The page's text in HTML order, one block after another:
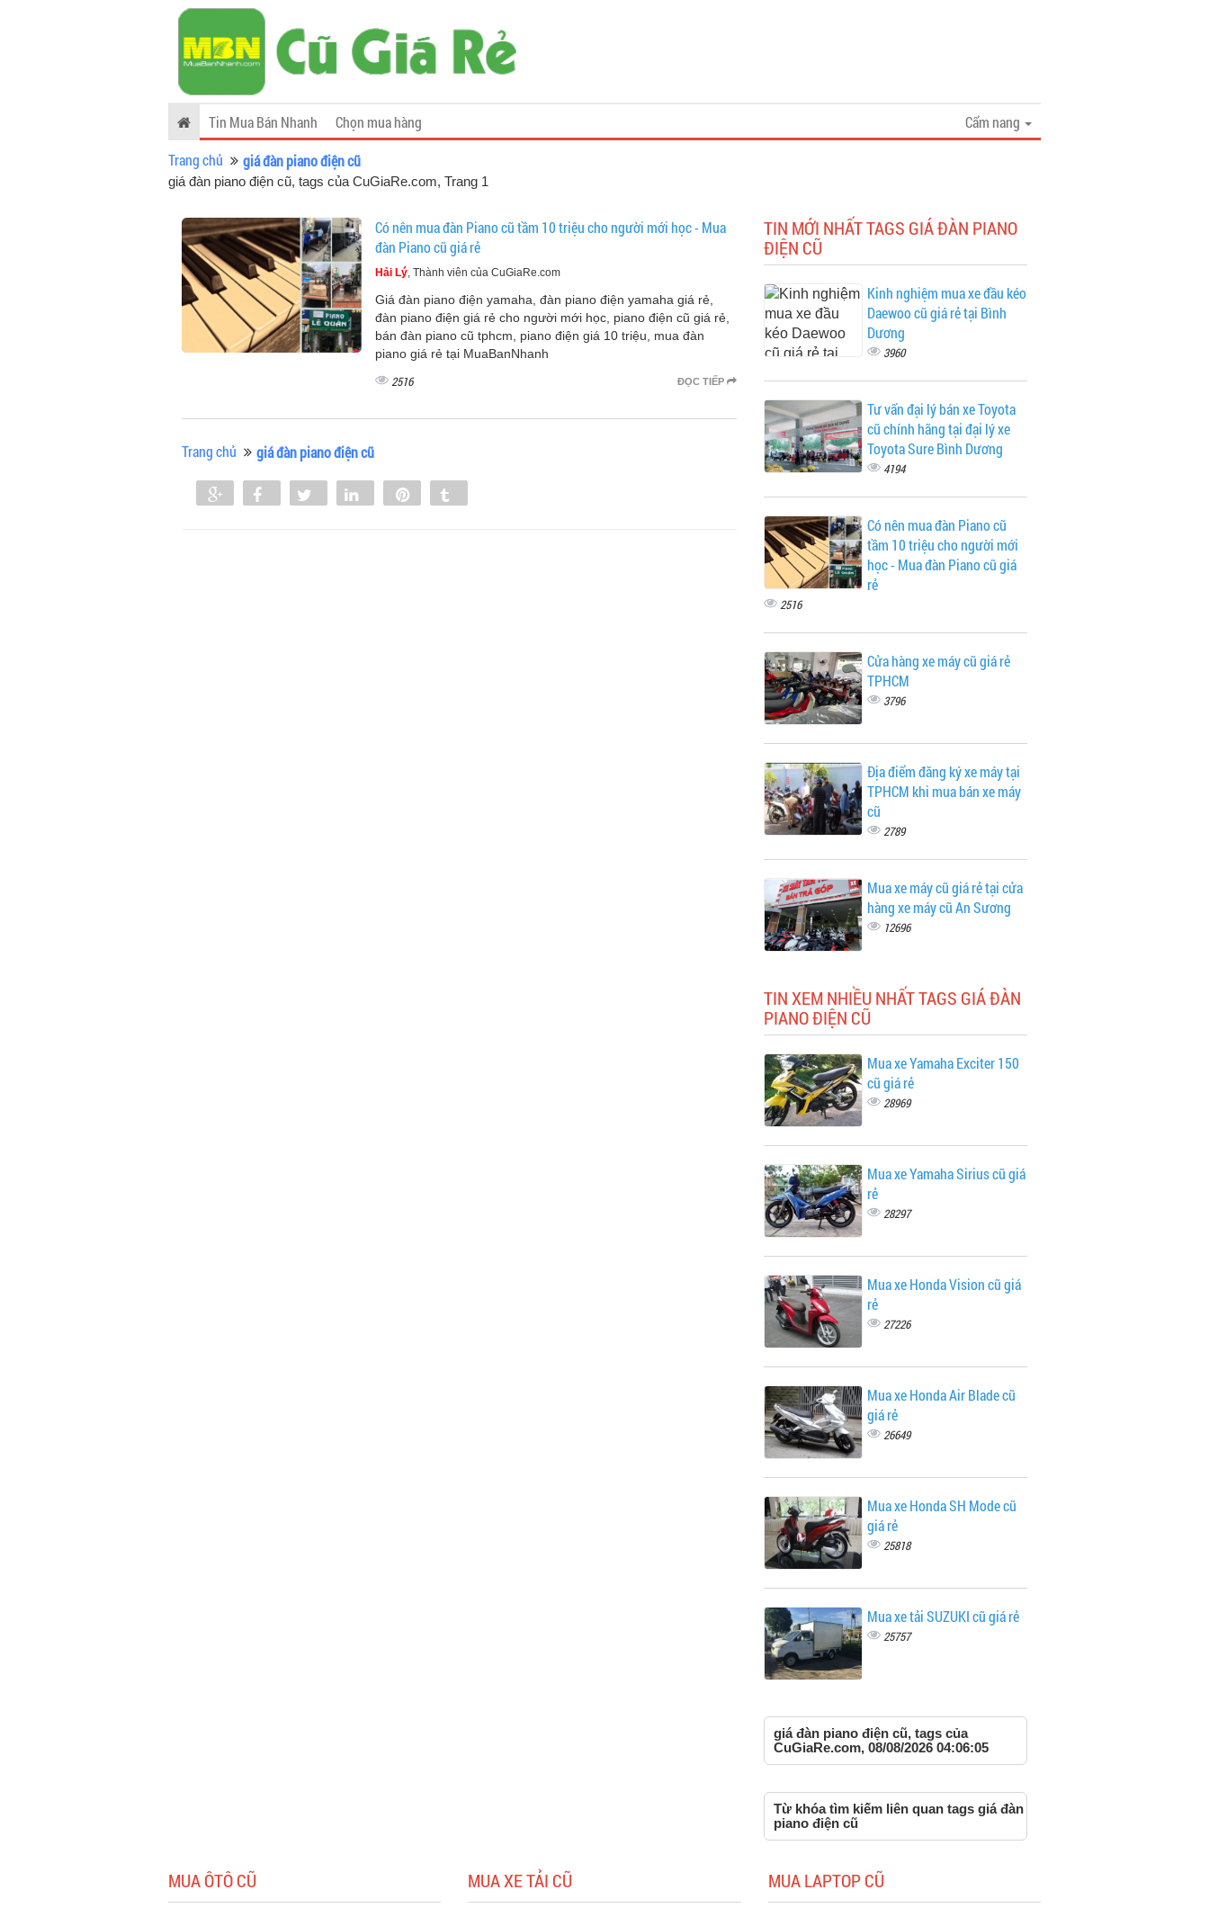
Cẩm nang
Tin Mua Bán Nhanh
Chọn mua hàng
Trang chủ
giá đàn piano điện cũ
giá đàn piano điện cũ, tags của CuGiaRe.com, Trang 1
Có nên mua đàn Piano cũ tầm 10 triệu cho người mới học - Mua
đàn Piano cũ giá rẻ
Hải Lý, Thành viên của CuGiaRe.com
Giá đàn piano điện yamaha, đàn piano điện yamaha giá rẻ,
đàn piano điện giá rẻ cho người mới học, piano điện cũ giá rẻ,
bán đàn piano cũ tphcm, piano điện giá 10 triệu, mua đàn
piano giá rẻ tại MuaBanNhanh
ĐỌC TIẾP
2516
Trang chủ giá đàn piano điện cũ
Share Share Tweet Share
TIN MỚI NHẤT TAGS GIÁ ĐÀN PIANO
ĐIỆN CŨ
Kinh nghiệm mua xe đầu kéo
Daewoo cũ giá rẻ tại Bình
Dương
3960
Tư vấn đại lý bán xe Toyota
cũ chính hãng tại đại lý xe
Toyota Sure Bình Dương
4194
Có nên mua đàn Piano cũ
tầm 10 triệu cho người mới
học - Mua đàn Piano cũ giá
rẻ
2516
Cửa hàng xe máy cũ giá rẻ
TPHCM
3796
Địa điểm đăng ký xe máy tại
TPHCM khi mua bán xe máy
cũ
2789
Mua xe máy cũ giá rẻ tại cửa
hàng xe máy cũ An Sương
12696
TIN XEM NHIỀU NHẤT TAGS GIÁ ĐÀN
PIANO ĐIỆN CŨ
Mua xe Yamaha Exciter 150
cũ giá rẻ
28969
Mua xe Yamaha Sirius cũ giá
rẻ
28297
Mua xe Honda Vision cũ giá
rẻ
27226
Mua xe Honda Air Blade cũ
giá rẻ
26649
Mua xe Honda SH Mode cũ
giá rẻ
25818
Mua xe tải SUZUKI cũ giá rẻ
25757
giá đàn piano điện cũ, tags của
CuGiaRe.com, 08/08/2026 04:06:05
Từ khóa tìm kiếm liên quan tags giá đàn
piano điện cũ
MUA ÔTÔ CŨ MUA XE TẢI CŨ MUA LAPTOP CŨ